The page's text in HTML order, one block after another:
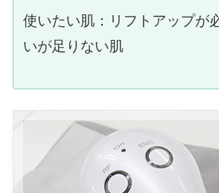
使いたい肌： リフトアップが
いが足りない肌